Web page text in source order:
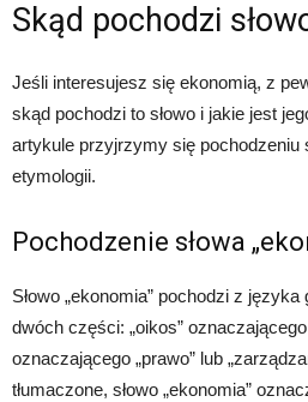
Skąd pochodzi
Jeśli interesujesz się ekonomią, z
skąd pochodzi to słowo i jakie jest
artykule przyjrzymy się pochodzeniu
etymologii.
Pochodzenie słowa
Słowo „ekonomia” pochodzi z
dwóch części: „oikos” oznaczającego
oznaczającego „prawo” lub
tłumaczone, słowo „ekonomia”